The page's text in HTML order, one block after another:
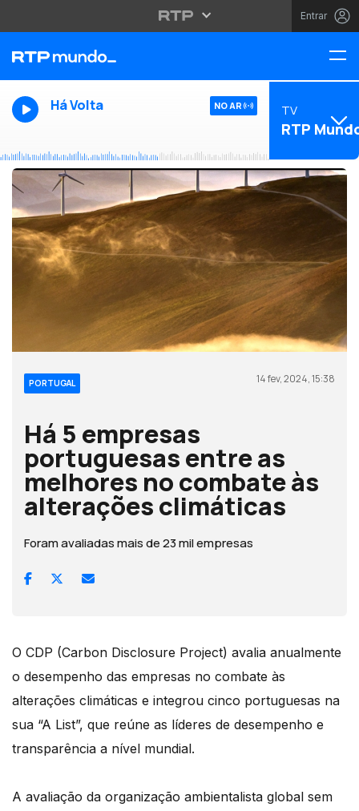
Entrar
Há Volta NO AR TV
RTP
PORTUGAL 14 fev, 2024, 15:38
Há 5 empresas
portuguesas entre as
melhores no combate às
alterações climáticas
Foram avaliadas mais de 23 mil empresas
O CDP (Carbon Disclosure Project) avalia anualmente
o desempenho das empresas no combate às
alterações climáticas e integrou cinco portuguesas na
sua “A List”, que reúne as líderes de desempenho e
transparência a nível mundial.
A avaliação da organização ambientalista global sem